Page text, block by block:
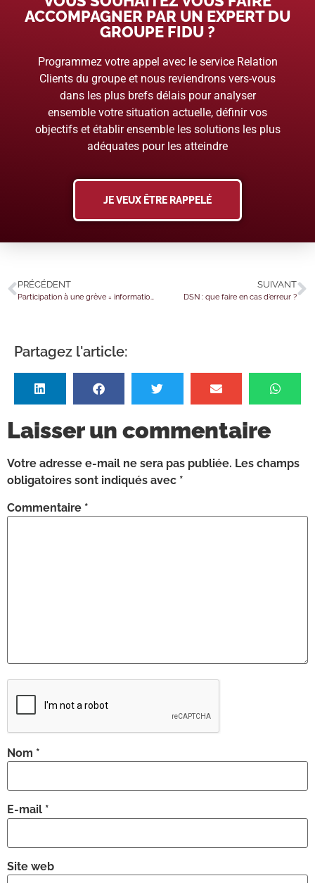
ACCOMPAGNER PAR UN EXPERT DU
GROUPE FIDU ?
Programmez votre appel avec le service Relation
Clients du groupe et nous reviendrons vers-vous
dans les plus brefs délais pour analyser
ensemble votre situation actuelle, définir vos
objectifs et établir ensemble les solutions les plus
adéquates pour les atteindre
JE VEUX ÊTRE RAPPELÉ
PRÉCÉDENT
Participation à une grève = information préalable
SUIVANT
DSN : que faire en cas d’erreur ?
Partagez l'article:
Laisser un commentaire
Votre adresse e-mail ne sera pas publiée. Les champs
obligatoires sont indiqués avec *
Commentaire *
Nom *
E-mail *
Site web